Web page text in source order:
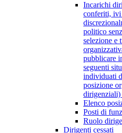
Incarichi
conferiti,
politico
selezione e
pubblicare
seguenti
individuati
posizione
dirigenziali)
Elenco
Posti di
Ruolo
Dirigenti cessati